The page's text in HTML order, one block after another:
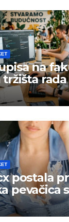
na
rada
postala
pevačica
na prvom